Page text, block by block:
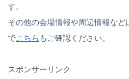
す。
その他の会場情報や周辺情報な
でこちら もご確認ください。
スポンサーリンク